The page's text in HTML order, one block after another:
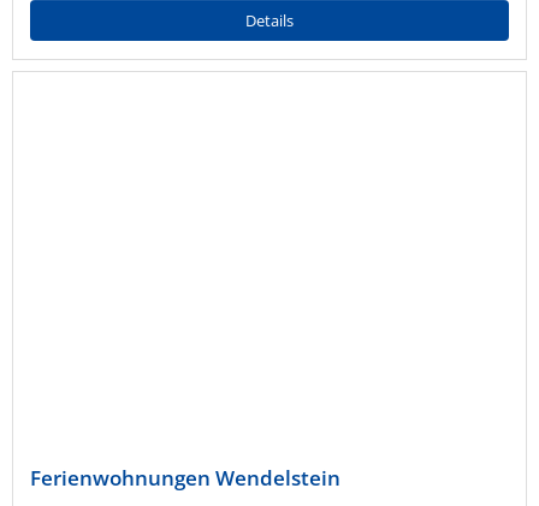
Details
Ferienwohnungen Wendelstein